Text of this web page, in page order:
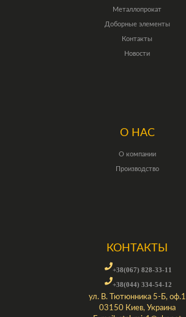
Металлопрокат
Доборные элементы
Контакты
Новости
О НАС
О компании
Производство
КОНТАКТЫ
+38(067) 828-33-11
+38(044) 334-54-12
ул. В. Тютюнника 5-Б, оф.1
03150 Киев, Украина